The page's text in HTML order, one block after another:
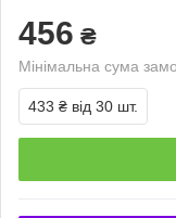
456 ₴
Мінімальна сума
433 ₴ від 30 шт.